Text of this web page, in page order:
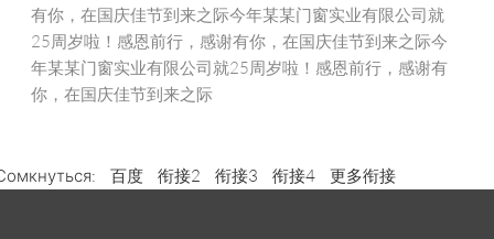
有你，在国庆佳节到来之际今年某某门窗实业有限公司就
25周岁啦！感恩前行，感谢有你，在国庆佳节到来之际今
年某某门窗实业有限公司就25周岁啦！感恩前行，感谢有
你，在国庆佳节到来之际
百度 衔接2 衔接3 衔接4 更多衔接